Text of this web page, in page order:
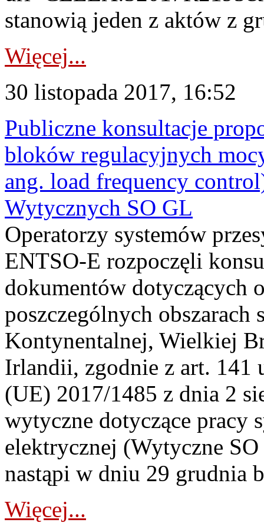
stanowią jeden z aktów z
Więcej...
30 listopada 2017, 16:52
Publiczne konsultacje
bloków regulacyjnych
ang. load frequency
Wytycznych SO GL
Operatorzy systemów
ENTSO-E rozpoczęli
dokumentów dotyczących
poszczególnych
Kontynentalnej, Wielkiej
Irlandii, zgodnie z art. 141
(UE) 2017/1485 z dnia 2
wytyczne dotyczące pracy
elektrycznej (Wytyczne
nastąpi w dniu 29 grudnia
Więcej...